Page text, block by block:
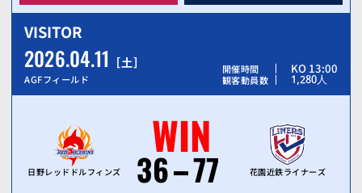
VISITOR
2026.04.11 土
AGFフィールド
開催時間 KO 13:00
観客動員数 1,280人
日野レッドドルフィンズ
WIN
36 77 花園近鉄ライナーズ